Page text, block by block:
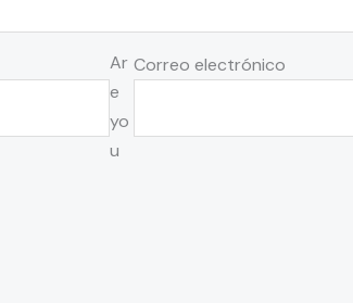
Correo electrónico
Ar
e
yo
u